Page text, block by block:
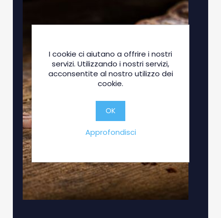
I cookie ci aiutano a offrire i nostri
servizi. Utilizzando i nostri servizi,
acconsentite al nostro utilizzo dei
cookie.
OK
Approfondisci